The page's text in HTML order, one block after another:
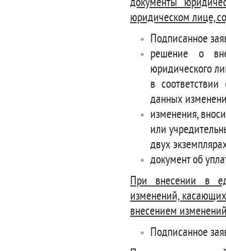
документы
юридическом лице,
Подписанное
решение о
юридического
в
данных
изменения,
или
двух
документ об
При внесении в
изменений,
внесением
Подписанное